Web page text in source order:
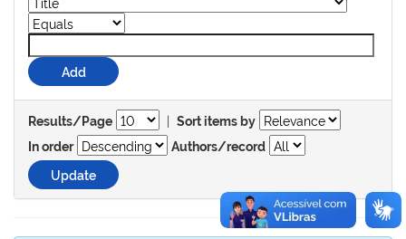
Results/Page | Sort items by
In order
Authors/record